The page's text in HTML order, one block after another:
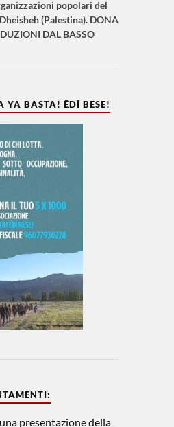
popolari del
(Palestina). DONA
DAL BASSO
YA BASTA! ÊDÎ BESE!
presentazione della